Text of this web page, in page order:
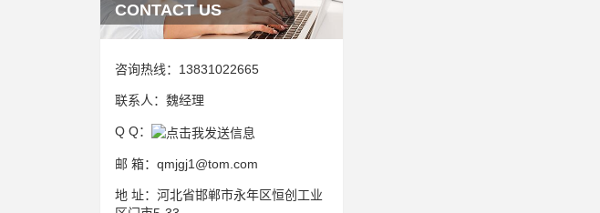
CONTACT US
咨询热线： 13831022665
联系人： 魏经理
Q Q：
邮 箱： qmjgj1@tom.com
地 址： 河北省邯郸市永年区恒创工业